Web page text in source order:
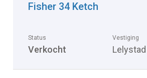
Fisher 34 Ketch
Status
Verkocht
Vestiging
Lelystad